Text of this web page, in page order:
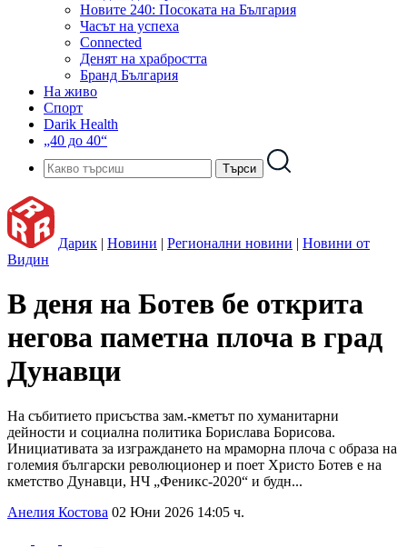
Новите 240: Посоката на България
Часът на успеха
Connected
Денят на храбростта
Бранд България
На живо
Спорт
Darik Health
„40 до 40“
Дарик | Новини | Регионални новини | Новини от
Видин
В деня на Ботев бе открита
негова паметна плоча в град
Дунавци
На събитието присъства зам.-кметът по хуманитарни
дейности и социална политика Борислава Борисова.
Инициативата за изграждането на мраморна плоча с образа на
големия български революционер и поет Христо Ботев е на
кметство Дунавци, НЧ „Феникс-2020“ и будн...
Анелия Костова 02 Юни 2026 14:05 ч.